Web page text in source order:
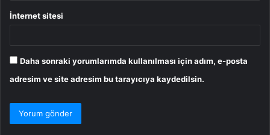
İnternet sitesi
Daha sonraki yorumlarımda kullanılması için adım, e-posta
adresim ve site adresim bu tarayıcıya kaydedilsin.